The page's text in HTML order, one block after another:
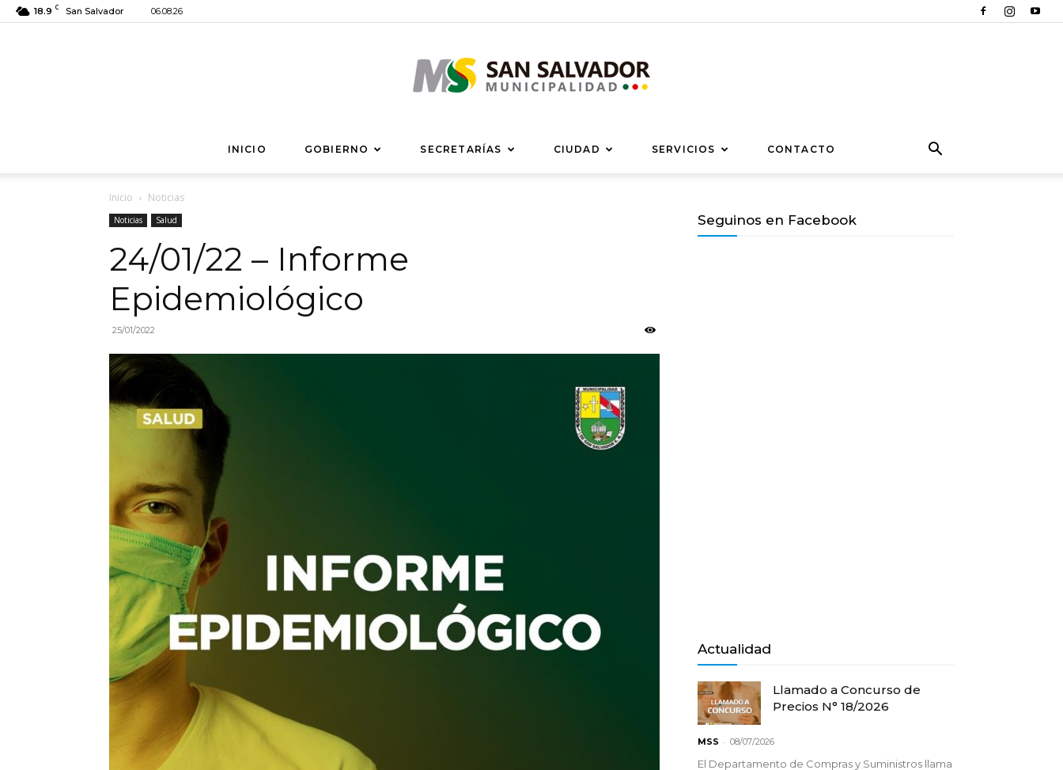
18.9 C San Salvador 06.08.26
Municipalidad
INICIO GOBIERNO SECRETARÍAS CIUDAD SERVICIOS CONTACTO
Inicio Noticias
Noticias Salud
24/01/22 – Informe
Epidemiológico
25/01/2022
Seguinos en Facebook
Actualidad
Llamado a Concurso de
Precios N° 18/2026
MSS - 08/07/2026
El Departamento de Compras y Suministros llama